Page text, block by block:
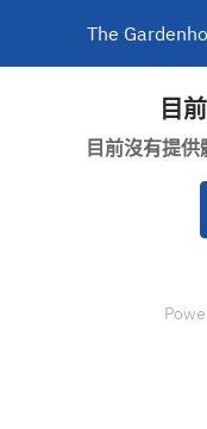
The
目
目前沒有提